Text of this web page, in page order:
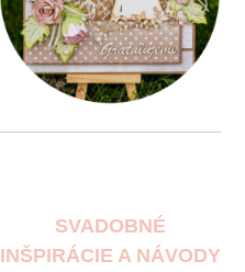
SVADOBNÉ
INŠPIRÁCIE A NÁVODY